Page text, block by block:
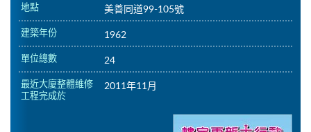
地點 美善同道99-105號
建築年份 1962
單位總數 24
最近大廈整體維修
工程完成於
2011年11月